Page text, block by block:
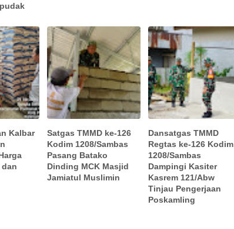
Kalbar
dan
Satgas TMMD ke-126
Kodim 1208/Sambas
Pasang Batako
Dinding MCK Masjid
Jamiatul Muslimin
Dansatgas TMMD
Regtas ke-126 Kodim
1208/Sambas
Dampingi Kasiter
Kasrem 121/Abw
Tinjau Pengerjaan
Poskamling